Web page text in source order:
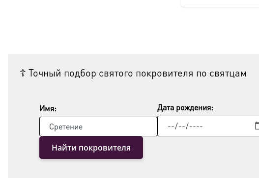
☦ Точный подбор святого покровителя по святцам
Имя: Дата рождения:
Найти покровителя